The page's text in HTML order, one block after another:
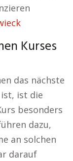
Kurses
das nächste
ist die
besonders
dazu,
an solchen
darauf